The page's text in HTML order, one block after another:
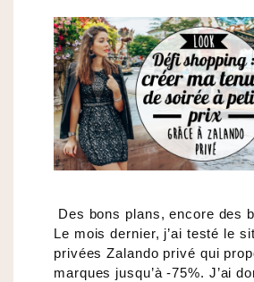
Des bons plans, encore des
Le mois dernier, j’ai testé le
privées Zalando privé qui
marques jusqu’à -75%. J’ai